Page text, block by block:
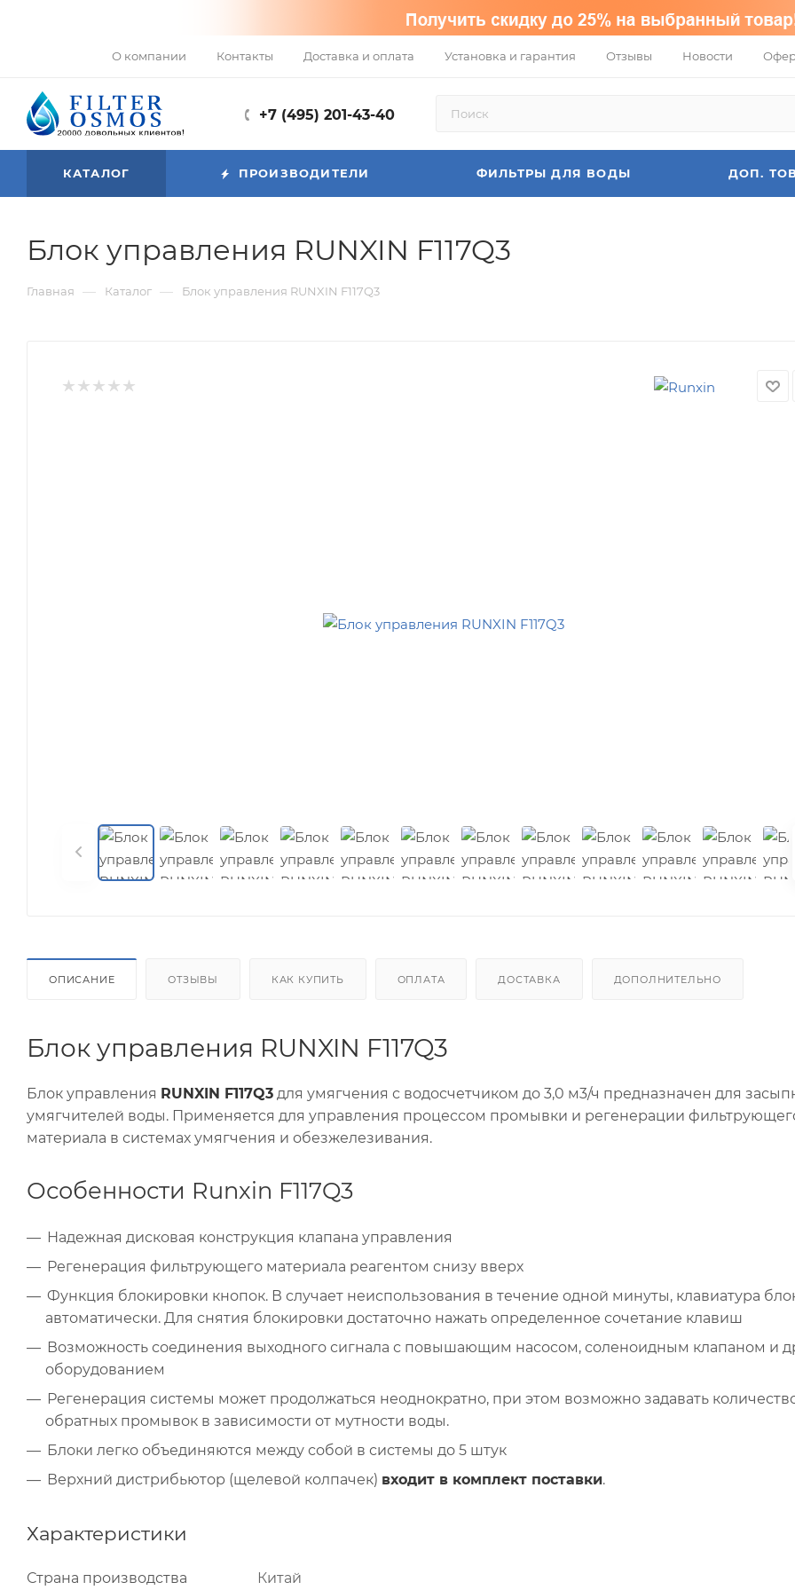
О компании Контакты Доставка и оплата Установка и гарантия Отзывы Новости
+7 (495) 201-43-40
КАТАЛОГ ПРОИЗВОДИТЕЛИ ФИЛЬТРЫ ДЛЯ ВОДЫ ДОП.
Блок управления RUNXIN F117Q3
Главная — Каталог — Блок управления RUNXIN F117Q3
ОПИСАНИЕ ОТЗЫВЫ КАК КУПИТЬ ОПЛАТА ДОСТАВКА ДОПОЛНИТЕЛЬНО
Блок управления RUNXIN F117Q3
Блок управления RUNXIN F117Q3 для умягчения с водосчетчиком до 3,0 м3/ч предназначен для
умягчителей воды. Применяется для управления процессом промывки и регенерации
материала в системах умягчения и обезжелезивания.
Особенности Runxin F117Q3
Надежная дисковая конструкция клапана управления
Регенерация фильтрующего материала реагентом снизу вверх
Функция блокировки кнопок. В случает неиспользования в течение одной минуты, клавиатура
автоматически. Для снятия блокировки достаточно нажать определенное сочетание клавиш
Возможность соединения выходного сигнала с повышающим насосом, соленоидным клапаном и
оборудованием
Регенерация системы может продолжаться неоднократно, при этом возможно задавать
обратных промывок в зависимости от мутности воды.
Блоки легко объединяются между собой в системы до 5 штук
Верхний дистрибьютор (щелевой колпачек) входит в комплект поставки.
Характеристики
Страна производства Китай